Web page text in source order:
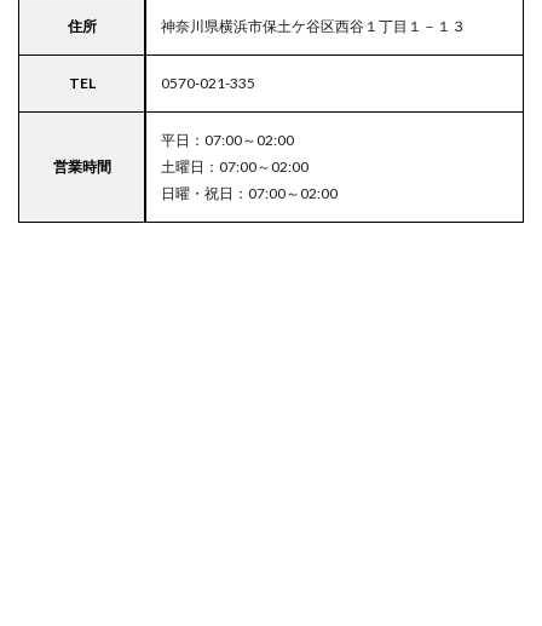
住所 神奈川県横浜市保土ケ谷区西谷１丁目１－１３
TEL 0570-021-335
営業時間
平日：07:00～02:00
土曜日：07:00～02:00
日曜・祝日：07:00～02:00